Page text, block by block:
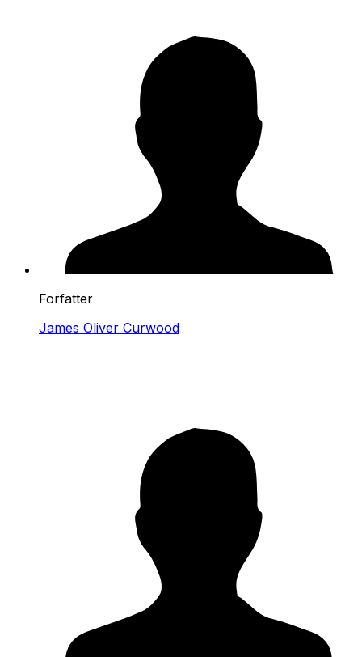
Forfatter
James Oliver Curwood